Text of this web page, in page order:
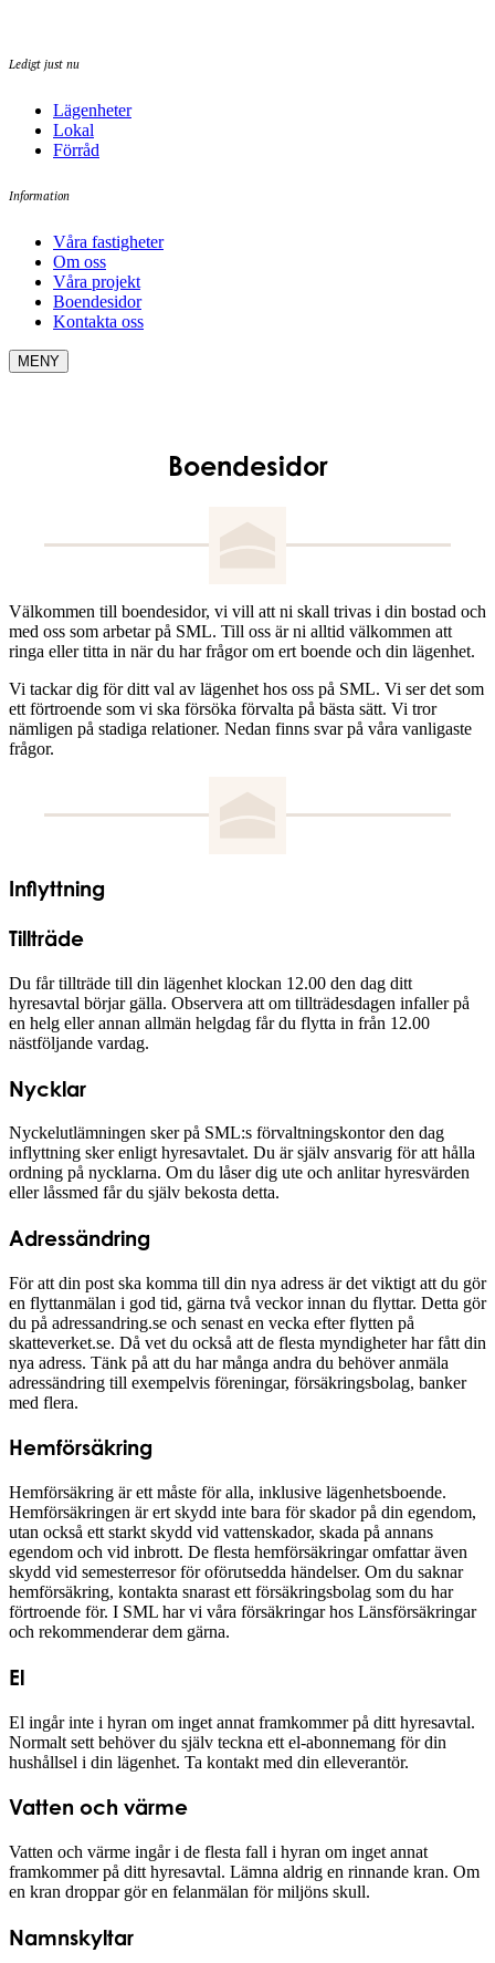
Ledigt just nu
Lägenheter
Lokal
Förråd
Information
Våra fastigheter
Om oss
Våra projekt
Boendesidor
Kontakta oss
MENY
Boendesidor
Välkommen till boendesidor, vi vill att ni skall trivas i din bostad och
med oss som arbetar på SML. Till oss är ni alltid välkommen att
ringa eller titta in när du har frågor om ert boende och din lägenhet.
Vi tackar dig för ditt val av lägenhet hos oss på SML. Vi ser det som
ett förtroende som vi ska försöka förvalta på bästa sätt. Vi tror
nämligen på stadiga relationer. Nedan finns svar på våra vanligaste
frågor.
Inflyttning
Tillträde
Du får tillträde till din lägenhet klockan 12.00 den dag ditt
hyresavtal börjar gälla. Observera att om tillträdesdagen infaller på
en helg eller annan allmän helgdag får du flytta in från 12.00
nästföljande vardag.
Nycklar
Nyckelutlämningen sker på SML:s förvaltningskontor den dag
inflyttning sker enligt hyresavtalet. Du är själv ansvarig för att hålla
ordning på nycklarna. Om du låser dig ute och anlitar hyresvärden
eller låssmed får du själv bekosta detta.
Adressändring
För att din post ska komma till din nya adress är det viktigt att du gör
en flyttanmälan i god tid, gärna två veckor innan du flyttar. Detta gör
du på adressandring.se och senast en vecka efter flytten på
skatteverket.se. Då vet du också att de flesta myndigheter har fått din
nya adress. Tänk på att du har många andra du behöver anmäla
adressändring till exempelvis föreningar, försäkringsbolag, banker
med flera.
Hemförsäkring
Hemförsäkring är ett måste för alla, inklusive lägenhetsboende.
Hemförsäkringen är ert skydd inte bara för skador på din egendom,
utan också ett starkt skydd vid vattenskador, skada på annans
egendom och vid inbrott. De flesta hemförsäkringar omfattar även
skydd vid semesterresor för oförutsedda händelser. Om du saknar
hemförsäkring, kontakta snarast ett försäkringsbolag som du har
förtroende för. I SML har vi våra försäkringar hos Länsförsäkringar
och rekommenderar dem gärna.
El
El ingår inte i hyran om inget annat framkommer på ditt hyresavtal.
Normalt sett behöver du själv teckna ett el-abonnemang för din
hushållsel i din lägenhet. Ta kontakt med din elleverantör.
Vatten och värme
Vatten och värme ingår i de flesta fall i hyran om inget annat
framkommer på ditt hyresavtal. Lämna aldrig en rinnande kran. Om
en kran droppar gör en felanmälan för miljöns skull.
Namnskyltar